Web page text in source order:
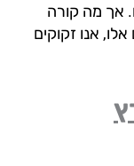
קורה
זקוקים